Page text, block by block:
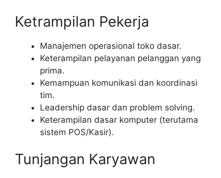
Ketrampilan Pekerja
Manajemen operasional toko dasar.
Keterampilan pelayanan pelanggan yang
prima.
Kemampuan komunikasi dan koordinasi
tim.
Leadership dasar dan problem solving.
Keterampilan dasar komputer (terutama
sistem POS/Kasir).
Tunjangan Karyawan